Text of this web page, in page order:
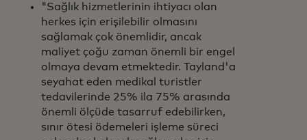
"Sağlık hizmetlerinin ihtiyacı olan
herkes için erişilebilir olmasını
sağlamak çok önemlidir, ancak
maliyet çoğu zaman önemli bir engel
olmaya devam etmektedir. Tayland'a
seyahat eden medikal turistler
tedavilerinde 25% ila 75% arasında
önemli ölçüde tasarruf edebilirken,
sınır ötesi ödemeleri işleme süreci